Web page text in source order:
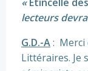
lecteurs
G.D.-A: Merci
Littéraires. Je